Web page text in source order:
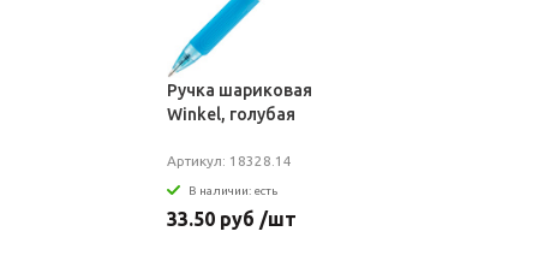
Ручка шариковая
Winkel, голубая
Артикул: 18328.14
В наличии: есть
33.50 руб /шт